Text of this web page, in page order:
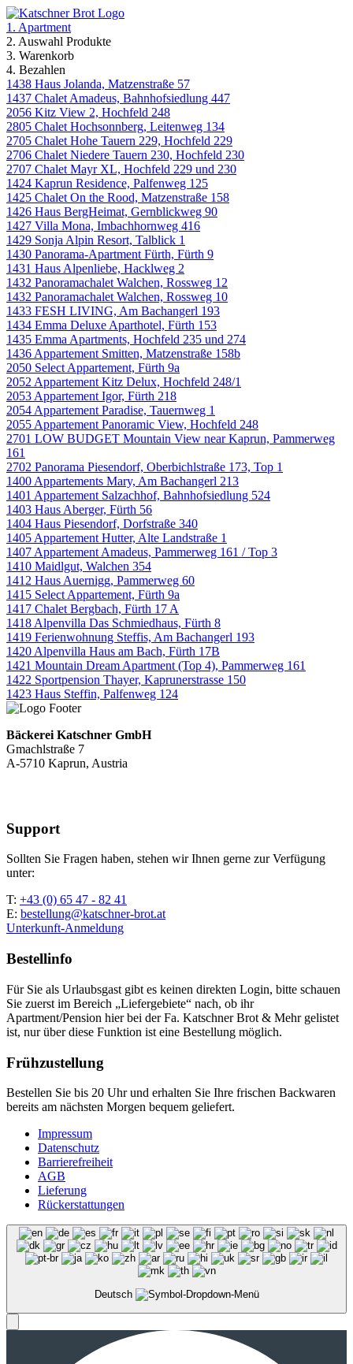
1. Apartment
2. Auswahl Produkte
3. Warenkorb
4. Bezahlen
1438 Haus Jolanda, Matzenstraße 57
1437 Chalet Amadeus, Bahnhofsiedlung 447
2056 Kitz View 2, Hochfeld 248
2805 Chalet Hochsonnberg, Leitenweg 134
2705 Chalet Hohe Tauern 229, Hochfeld 229
2706 Chalet Niedere Tauern 230, Hochfeld 230
2707 Chalet Mayr XL, Hochfeld 229 und 230
1424 Kaprun Residence, Palfenweg 125
1425 Chalet On the Rood, Matzenstraße 158
1426 Haus BergHeimat, Gernblickweg 90
1427 Villa Mona, Imbachhornweg 416
1429 Sonja Alpin Resort, Talblick 1
1430 Panorama-Apartment Fürth, Fürth 9
1431 Haus Alpenliebe, Hacklweg 2
1432 Panoramachalet Walchen, Rossweg 12
1432 Panoramachalet Walchen, Rossweg 10
1433 FESH LIVING, Am Bachangerl 193
1434 Emma Deluxe Aparthotel, Fürth 153
1435 Emma Apartments, Hochfeld 235 und 274
1436 Appartement Smitten, Matzenstraße 158b
2050 Select Appartement, Fürth 9a
2052 Appartement Kitz Delux, Hochfeld 248/1
2053 Appartement Igor, Fürth 218
2054 Appartement Paradise, Tauernweg 1
2055 Appartement Panoramic View, Hochfeld 248
2701 LOW BUDGET Mountain View near Kaprun, Pammerweg
161
2702 Panorama Piesendorf, Oberbichlstraße 173, Top 1
1400 Appartements Mary, Am Bachangerl 213
1401 Appartement Salzachhof, Bahnhofsiedlung 524
1403 Haus Aberger, Fürth 56
1404 Haus Piesendorf, Dorfstraße 340
1405 Appartement Hutter, Alte Landstraße 1
1407 Appartement Amadeus, Pammerweg 161 / Top 3
1410 Maidlgut, Walchen 354
1412 Haus Auernigg, Pammerweg 60
1415 Select Appartement, Fürth 9a
1417 Chalet Bergbach, Fürth 17 A
1418 Alpenvilla Das Schmiedhaus, Fürth 8
1419 Ferienwohnung Steffis, Am Bachangerl 193
1420 Alpenvilla Haus am Bach, Fürth 17B
1421 Mountain Dream Apartment (Top 4), Pammerweg 161
1422 Sportpension Thayer, Kaprunerstrasse 150
1423 Haus Steffin, Palfenweg 124
Bäckerei Katschner GmbH
Gmachlstraße 7
A-5710 Kaprun, Austria
Support
Sollten Sie Fragen haben, stehen wir Ihnen gerne zur Verfügung
unter:
T: +43 (0) 65 47 - 82 41
E: bestellung@katschner-brot.at
Unterkunft-Anmeldung
Bestellinfo
Für Sie als Urlaubsgast gibt es keinen direkten Login, bitte schauen
Sie zuerst im Bereich „Liefergebiete“ nach, ob ihr
Apartment/Pension hier bei der Fa. Katschner Brot & Mehr gelistet
ist, nur über diese Funktion ist eine Bestellung möglich.
Frühzustellung
Bestellen Sie bis 20 Uhr und erhalten Sie Ihre frischen Backwaren
bereits am nächsten Morgen bequem geliefert.
Impressum
Datenschutz
Barrierefreiheit
AGB
Lieferung
Rückerstattungen
Deutsch